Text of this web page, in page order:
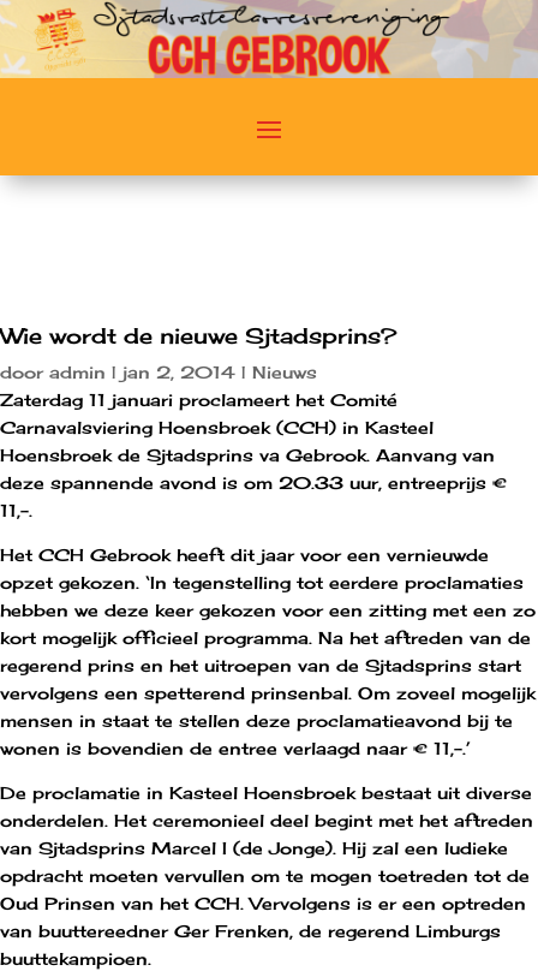
Wie wordt de nieuwe Sjtadsprins?
door admin | jan 2, 2014 | Nieuws
Zaterdag 11 januari proclameert het Comité
Carnavalsviering Hoensbroek (CCH) in Kasteel
Hoensbroek de Sjtadsprins va Gebrook. Aanvang van
deze spannende avond is om 20.33 uur, entreeprijs €
11,-.
Het CCH Gebrook heeft dit jaar voor een vernieuwde
opzet gekozen. ‘In tegenstelling tot eerdere proclamaties
hebben we deze keer gekozen voor een zitting met een zo
kort mogelijk officieel programma. Na het aftreden van de
regerend prins en het uitroepen van de Sjtadsprins start
vervolgens een spetterend prinsenbal. Om zoveel mogelijk
mensen in staat te stellen deze proclamatieavond bij te
wonen is bovendien de entree verlaagd naar € 11,-.’
De proclamatie in Kasteel Hoensbroek bestaat uit diverse
onderdelen. Het ceremonieel deel begint met het aftreden
van Sjtadsprins Marcel I (de Jonge). Hij zal een ludieke
opdracht moeten vervullen om te mogen toetreden tot de
Oud Prinsen van het CCH. Vervolgens is er een optreden
van buuttereedner Ger Frenken, de regerend Limburgs
buuttekampioen.